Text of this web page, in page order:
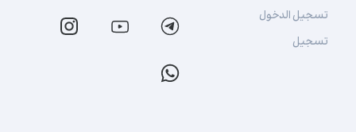
تسجيل الدخول
تسجيل